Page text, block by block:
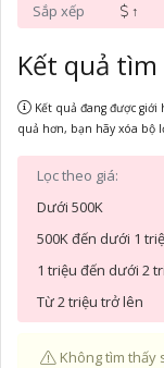
Sắp xếp ↑
Kết quả tìm
Kết quả đang được
quả hơn, bạn hãy xóa bộ
Lọc theo giá:
Dưới 500K
500K đến dưới 1
1 triệu đến dưới 2
Từ 2 triệu trở lên
Không tìm thấy